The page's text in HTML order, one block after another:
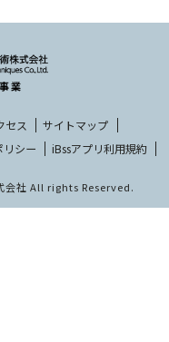
セス
サイトマップ
リシー iBssアプリ利用規約
会社 All rights Reserved.